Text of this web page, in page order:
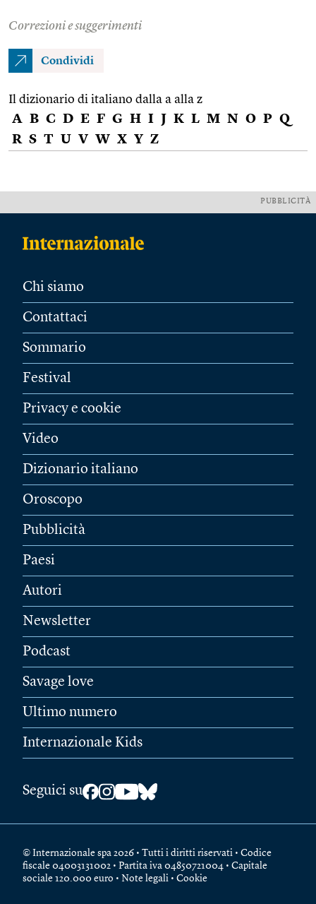
Correzioni e suggerimenti
Condividi
Il dizionario di italiano dalla a alla z
A B C D E F G H I J K L M N O P Q
R S T U V W X Y Z
PUBBLICITÀ
Chi siamo
Contattaci
Sommario
Festival
Privacy e cookie
Video
Dizionario italiano
Oroscopo
Pubblicità
Paesi
Autori
Newsletter
Podcast
Savage love
Ultimo numero
Internazionale Kids
Seguici su
© Internazionale spa 2026 • Tutti i diritti riservati • Codice
fiscale 04003131002 • Partita iva 04850721004 • Capitale
sociale 120.000 euro • Note legali • Cookie